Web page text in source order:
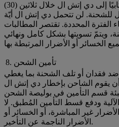
يجب تقديم جميع المطالبات كتابيًا إلى دي إتش ال خلال ثلاثين (30)
للشحنة. لن تتحمل دي إتش ال أيّة
المحددة. تقتصر المطالبات
ويتمّ تسويتها بشكل كامل ونهائي
8. تأمين الشحن
فقدان أو تلف الشحنة بما يغطي
أن يقوم الشاحن بإخطار دي إتش ال
قسم التأمين في بوليصة الشحن
ودفع قسط التأمين المُطبق. لا
غير المباشرة، أو الخسائر أو
الأضرار الناجمة عن التأخير.